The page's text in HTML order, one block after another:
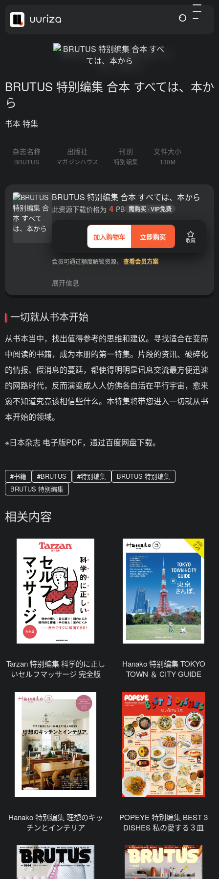
BRUTUS 特别编集 合本 すべては、本か
ら
书本 特集
杂志名称
BRUTUS
出版社
マガジンハウス
刊别
特别编集
文件大小
130M
BRUTUS 特别编集 合本 すべては、本から
加入购物车 立即购买 收藏
此资源下载价格为 4 PB 需购买 · VIP免费
会员可通过额度解锁资源， 查看会员方案
展开信息
一切就从书本开始
从书本当中，找出值得参考的思维和建议。寻找适合在变局
中阅读的书籍，成为本册的第一特集。片段的资讯、破碎化
的情报、假消息的蔓延，都使得明明是讯息交流最方便迅速
的网路时代，反而演变成人人仿佛各自活在平行宇宙，愈来
愈不知道究竟该相信些什么。本特集将带您进入一切就从书
本开始的领域。
※日本杂志 电子版PDF，通过百度网盘下载。
书籍 BRUTUS 特别编集
BRUTUS 特别编集
BRUTUS 特别编集
相关内容
Tarzan 特别编集 科学的に正し
いセルフマッサージ 完全版
Hanako 特别编集 TOKYO
TOWN ＆ CITY GUIDE
Hanako 特别编集 理想のキッ
チンとインテリア
POPEYE 特别编集 BEST 3
DISHES 私の愛する３皿